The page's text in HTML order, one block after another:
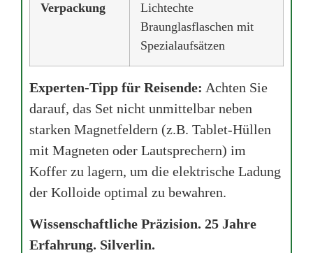
Verpackung
Lichtechte
Braunglasflaschen mit
Spezialaufsätzen
Experten-Tipp für Reisende: Achten Sie
darauf, das Set nicht unmittelbar neben
starken Magnetfeldern (z.B. Tablet-Hüllen
mit Magneten oder Lautsprechern) im
Koffer zu lagern, um die elektrische Ladung
der Kolloide optimal zu bewahren.
Wissenschaftliche Präzision. 25 Jahre
Erfahrung. Silverlin.